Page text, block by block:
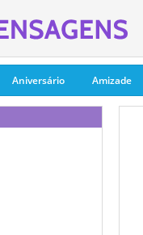
Aniversário Amizade